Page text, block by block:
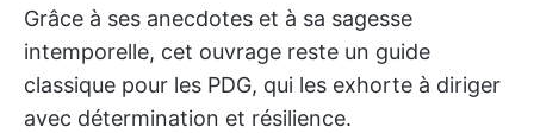
Grâce à ses anecdotes et à sa sagesse
intemporelle, cet ouvrage reste un guide
classique pour les PDG, qui les exhorte à diriger
avec détermination et résilience.